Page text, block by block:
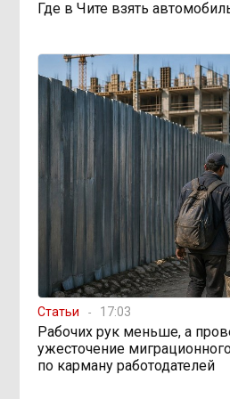
Омск: как Забайкалье
«Чистый воздух»
08:15, Вчера
Депутат
объяснил
женщин библейским
08:10, Вчера
Прокуратура
проверку из-за раскопок
19:02, 5 августа Когда
Забайкалье — в списке
где бюджетники могут
выплат
Где в Чите взять
Статьи 17:03
Рабочих рук меньше, а
ужесточение
по карману работодателей